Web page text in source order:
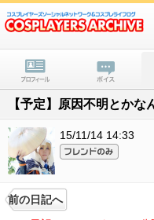
【予定】原因不明とかな
15/11/14 14:33
前の日記へ